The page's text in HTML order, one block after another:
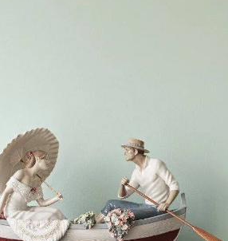
Скульптура
150
синие эмали
Размеры: 70 x 74 см